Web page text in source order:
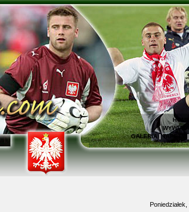
HOME
WYWIADY
GALERIA |TAPETY |